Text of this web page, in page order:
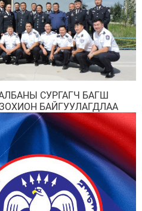
СУРГАГЧ БАГШ
БАЙГУУЛАГДЛАА